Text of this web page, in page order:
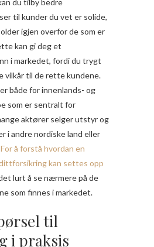
du tilby bedre
til kunder du vet er solide,
igjen overfor de som er
kan gi deg et
i markedet, fordi du trygt
vilkår til de rette kundene.
både for innenlands- og
som er sentralt for
aktører selger utstyr og
i andre nordiske land eller
For å forstå hvordan en
kan settes opp
lurt å se nærmere på de
som finnes i markedet.
til
i praksis